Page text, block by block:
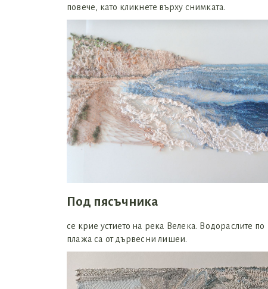
повече, като кликнете върху снимката.
Под пясъчника
се крие устието на река Велека. Водораслите по
плажа са от дървесни лишеи.